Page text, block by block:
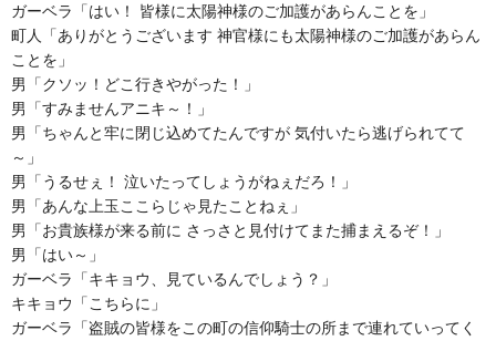
ガーベラ「はい！ 皆様に太陽神様のご加護があらんことを」
町人「ありがとうございます 神官様にも太陽神様のご加護があらん
ことを」
男「クソッ！どこ行きやがった！」
男「すみませんアニキ～！」
男「ちゃんと牢に閉じ込めてたんですが 気付いたら逃げられてて
～」
男「うるせぇ！ 泣いたってしょうがねぇだろ！」
男「あんな上玉ここらじゃ見たことねぇ」
男「お貴族様が来る前に さっさと見付けてまた捕まえるぞ！」
男「はい～」
ガーベラ「キキョウ、見ているんでしょう？」
キキョウ「こちらに」
ガーベラ「盗賊の皆様をこの町の信仰騎士の所まで連れていってく